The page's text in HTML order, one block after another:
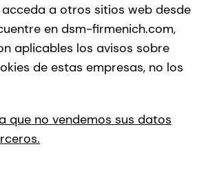
acceda a otros sitios web desde
en dsm-firmenich.com,
aplicables los avisos sobre
de estas empresas, no los
que no vendemos sus datos